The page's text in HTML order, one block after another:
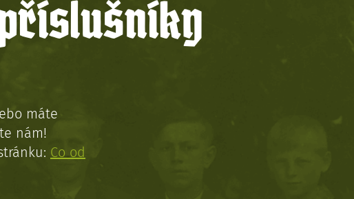
máte
nám!
Co od